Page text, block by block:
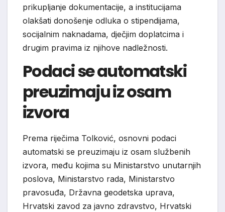
prikupljanje dokumentacije, a institucijama
olakšati donošenje odluka o stipendijama,
socijalnim naknadama, dječjim doplatcima i
drugim pravima iz njihove nadležnosti.
Podaci se automatski
preuzimaju iz osam
izvora
Prema riječima Tolković, osnovni podaci
automatski se preuzimaju iz osam službenih
izvora, među kojima su Ministarstvo unutarnjih
poslova, Ministarstvo rada, Ministarstvo
pravosuđa, Državna geodetska uprava,
Hrvatski zavod za javno zdravstvo, Hrvatski